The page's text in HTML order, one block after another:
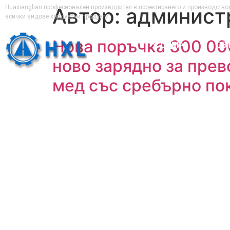
Huaxianglian професионален производител в проектирането и
всички видове хардуерни продукти.
У ДОМА
Автор:
Нова поръчка 300
ново зарядно за
мед със сребърно